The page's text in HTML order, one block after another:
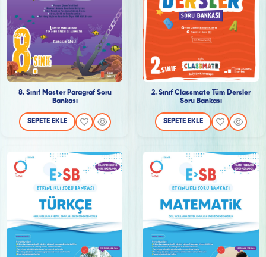
8. Sınıf Master Paragraf Soru
Bankası
SEPETE EKLE
2. Sınıf Classmate Tüm Dersler
Soru Bankası
SEPETE EKLE